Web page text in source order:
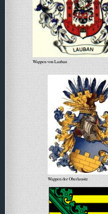
Wappen von Lauban
Wappen der Oberlausitz